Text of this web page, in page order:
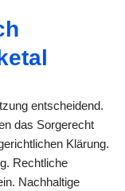
entscheidend.
das Sorgerecht
Klärung.
Rechtliche
Nachhaltige